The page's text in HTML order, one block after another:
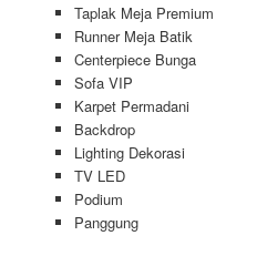
Taplak Meja Premium
Runner Meja Batik
Centerpiece Bunga
Sofa VIP
Karpet Permadani
Backdrop
Lighting Dekorasi
TV LED
Podium
Panggung